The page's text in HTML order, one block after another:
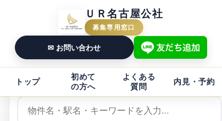
ＵＲ名古屋公社
募集専用窓口
✉ お問い合わせ
トップ
初めて
の方へ
よくある
質問
内見・予約